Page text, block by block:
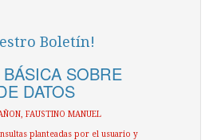
Boletín!
SOBRE
DATOS
FAUSTINO MANUEL
planteadas por el usuario y